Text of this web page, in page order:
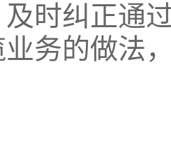
时纠正通
务的做法